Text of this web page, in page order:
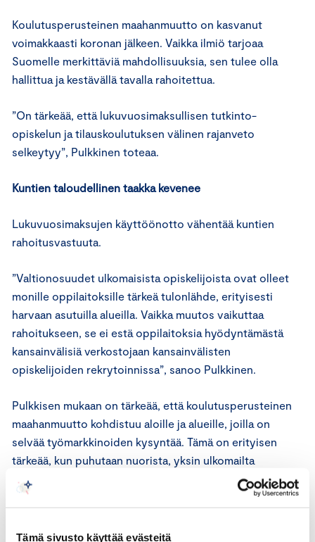
Tämä sivusto käyttää evästeitä
Koulutusperusteinen maahanmuutto on kasvanut
voimakkaasti koronan jälkeen. Vaikka ilmiö tarjoaa
Suomelle merkittäviä mahdollisuuksia, sen tulee olla
hallittua ja kestävällä tavalla rahoitettua.
”On tärkeää, että lukuvuosimaksullisen tutkinto-
opiskelun ja tilauskoulutuksen välinen rajanveto
selkeytyy”, Pulkkinen toteaa.
Kuntien taloudellinen taakka kevenee
Lukuvuosimaksujen käyttöönotto vähentää kuntien
rahoitusvastuuta.
”Valtionosuudet ulkomaisista opiskelijoista ovat olleet
monille oppilaitoksille tärkeä tulonlähde, erityisesti
harvaan asutuilla alueilla. Vaikka muutos vaikuttaa
rahoitukseen, se ei estä oppilaitoksia hyödyntämästä
kansainvälisiä verkostojaan kansainvälisten
opiskelijoiden rekrytoinnissa”, sanoo Pulkkinen.
Pulkkisen mukaan on tärkeää, että koulutusperusteinen
maahanmuutto kohdistuu aloille ja alueille, joilla on
selvää työmarkkinoiden kysyntää. Tämä on erityisen
tärkeää, kun puhutaan nuorista, yksin ulkomailta
Suomeen muuttavista opiskelijoista.
oppisopimuskoulutukseen, joka tuottaa suoraa hyötyä